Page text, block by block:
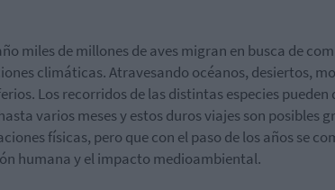
miles de millones de aves migran en busca de
climáticas. Atravesando océanos, desiertos,
Los recorridos de las distintas especies pueden
varios meses y estos duros viajes son posibles
físicas, pero que con el paso de los años se
humana y el impacto medioambiental.